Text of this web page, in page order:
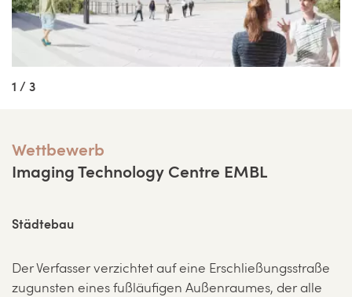
1 / 3
Wettbewerb
Imaging Technology Centre EMBL
Städtebau
Der Verfasser verzichtet auf eine Erschließungsstraße
zugunsten eines fußläufigen Außenraumes, der alle